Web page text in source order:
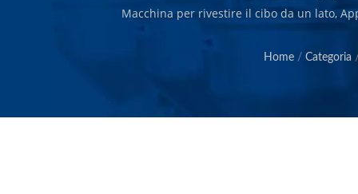
Macchina per rivestire il cibo da un lato,
attrezzature per la lavorazione alimentare.
Home / Categoria